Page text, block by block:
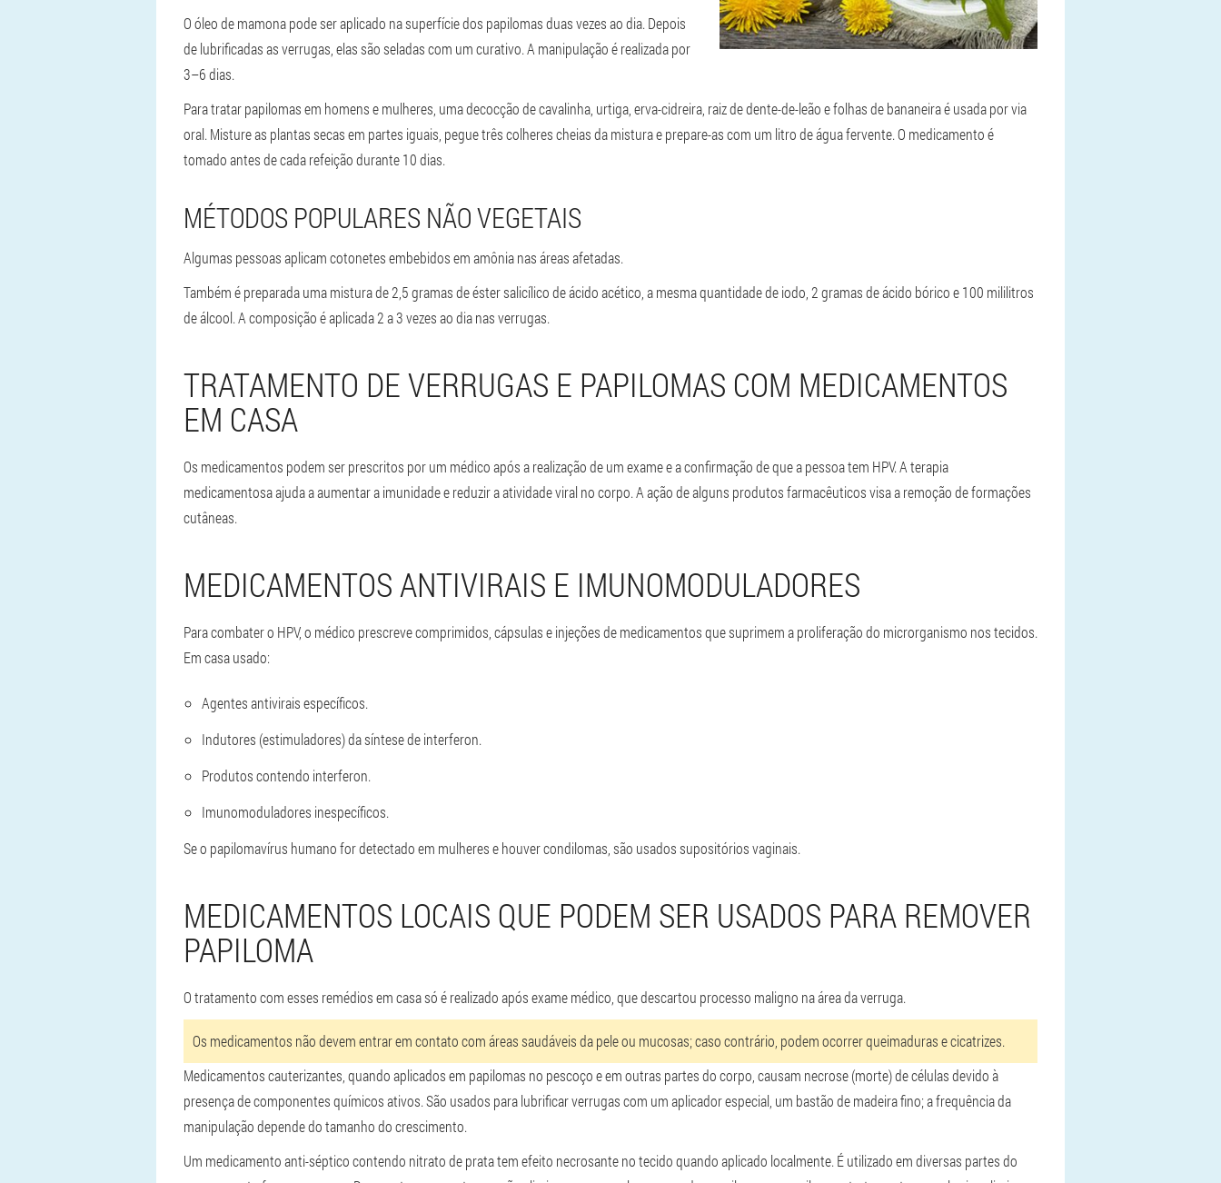
O óleo de mamona pode ser aplicado na superfície dos papilomas duas vezes ao dia. Depois
de lubrificadas as verrugas, elas são seladas com um curativo. A manipulação é realizada por
3–6 dias.
Para tratar papilomas em homens e mulheres, uma decocção de cavalinha, urtiga, erva-cidreira, raiz de dente-de-leão e folhas de bananeira é usada por via
oral. Misture as plantas secas em partes iguais, pegue três colheres cheias da mistura e prepare-as com um litro de água fervente. O medicamento é
tomado antes de cada refeição durante 10 dias.
MÉTODOS POPULARES NÃO VEGETAIS
Algumas pessoas aplicam cotonetes embebidos em amônia nas áreas afetadas.
Também é preparada uma mistura de 2,5 gramas de éster salicílico de ácido acético, a mesma quantidade de iodo, 2 gramas de ácido bórico e 100 mililitros
de álcool. A composição é aplicada 2 a 3 vezes ao dia nas verrugas.
TRATAMENTO DE VERRUGAS E PAPILOMAS COM MEDICAMENTOS
EM CASA
Os medicamentos podem ser prescritos por um médico após a realização de um exame e a confirmação de que a pessoa tem HPV. A terapia
medicamentosa ajuda a aumentar a imunidade e reduzir a atividade viral no corpo. A ação de alguns produtos farmacêuticos visa a remoção de formações
cutâneas.
MEDICAMENTOS ANTIVIRAIS E IMUNOMODULADORES
Para combater o HPV, o médico prescreve comprimidos, cápsulas e injeções de medicamentos que suprimem a proliferação do microrganismo nos tecidos.
Em casa usado:
Agentes antivirais específicos.
Indutores (estimuladores) da síntese de interferon.
Produtos contendo interferon.
Imunomoduladores inespecíficos.
Se o papilomavírus humano for detectado em mulheres e houver condilomas, são usados supositórios vaginais.
MEDICAMENTOS LOCAIS QUE PODEM SER USADOS PARA REMOVER
PAPILOMA
O tratamento com esses remédios em casa só é realizado após exame médico, que descartou processo maligno na área da verruga.
Os medicamentos não devem entrar em contato com áreas saudáveis da pele ou mucosas; caso contrário, podem ocorrer queimaduras e cicatrizes.
Medicamentos cauterizantes, quando aplicados em papilomas no pescoço e em outras partes do corpo, causam necrose(morte) de células devido à
presença de componentes químicos ativos. São usados para lubrificar verrugas com um aplicador especial, um bastão de madeira fino; a frequência da
manipulação depende do tamanho do crescimento.
Um medicamento anti-séptico contendo nitrato de prata tem efeito necrosante no tecido quando aplicado localmente. É utilizado em diversas partes do